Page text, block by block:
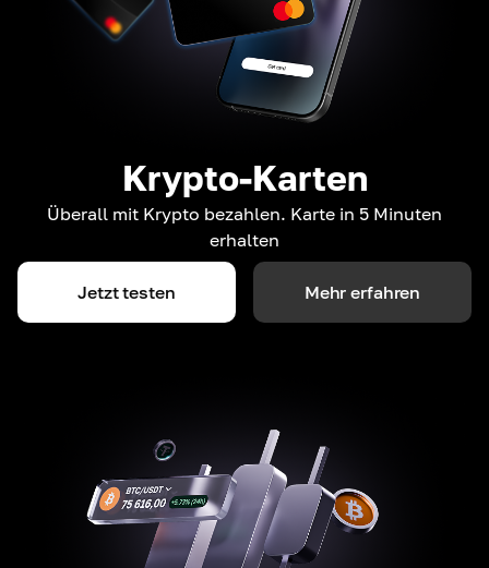
Krypto-Karten
Überall mit Krypto bezahlen. Karte in 5 Minuten
erhalten
Jetzt testen Mehr erfahren